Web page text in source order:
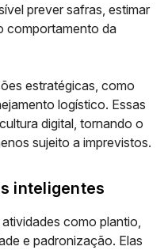
prever safras, estimar
comportamento da
estratégicas, como
logístico. Essas
digital, tornando o
sujeito a imprevistos.
inteligentes
como plantio,
e padronização. Elas